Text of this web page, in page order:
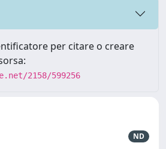
per citare o creare
2158/599256
ND